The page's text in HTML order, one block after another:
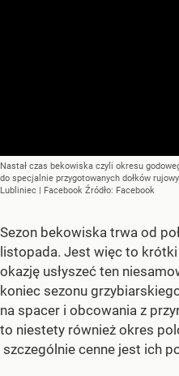
Nastał czas bekowiska czyli okresu
do specjalnie przygotowanych dołków
Lubliniec | Facebook Źródło: Facebook
Sezon bekowiska trwa od
listopada. Jest więc to
okazję usłyszeć ten
koniec sezonu
na spacer i obcowania z
to niestety również okres
szczególnie cenne jest ich